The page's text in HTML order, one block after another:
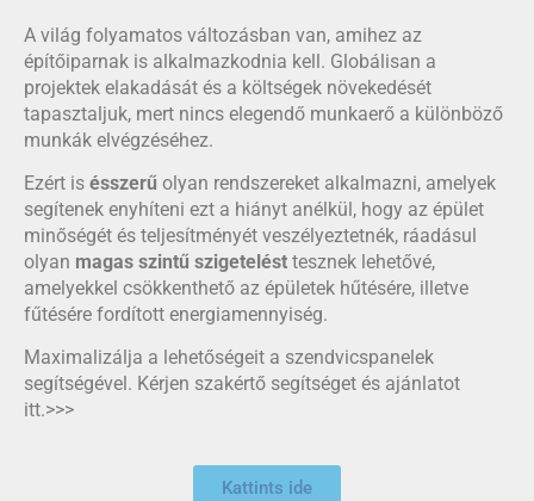
A világ folyamatos változásban van, amihez az
építőiparnak is alkalmazkodnia kell. Globálisan a
projektek elakadását és a költségek növekedését
tapasztaljuk, mert nincs elegendő munkaerő a különböző
munkák elvégzéséhez.
Ezért is ésszerű olyan rendszereket alkalmazni, amelyek
segítenek enyhíteni ezt a hiányt anélkül, hogy az épület
minőségét és teljesítményét veszélyeztetnék, ráadásul
olyan magas szintű szigetelést tesznek lehetővé,
amelyekkel csökkenthető az épületek hűtésére, illetve
fűtésére fordított energiamennyiség.
Maximalizálja a lehetőségeit a szendvicspanelek
segítségével. Kérjen szakértő segítséget és ajánlatot
itt.>>>
Kattints ide